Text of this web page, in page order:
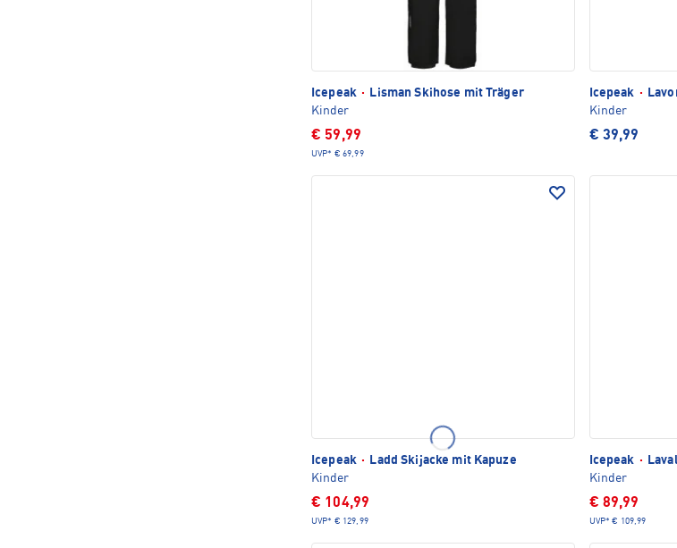
Icepeak ·
Lisman Skihose mit Träger
Kinder
€ 59,99
UVP* € 69,99
Icepeak ·
Kinder
€ 39,99
Icepeak ·
Ladd Skijacke mit Kapuze
Kinder
€ 104,99
UVP* € 129,99
Icepeak ·
Kinder
€ 89,99
UVP* € 109,99